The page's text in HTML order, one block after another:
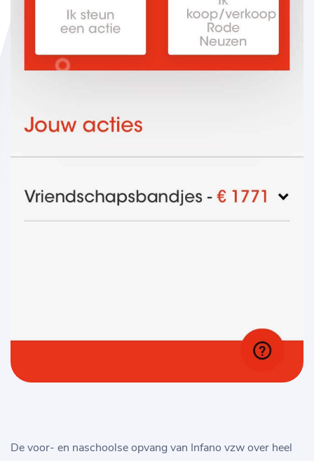
De voor- en naschoolse opvang van Infano vzw over heel